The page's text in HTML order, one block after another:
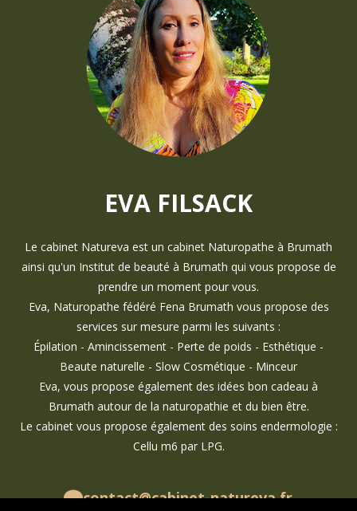
EVA FILSACK
Le cabinet Natureva est un cabinet Naturopathe à Brumath
ainsi qu'un Institut de beauté à Brumath qui vous propose de
prendre un moment pour vous.
Eva, Naturopathe fédéré Fena Brumath vous propose des
services sur mesure parmi les suivants :
Épilation - Amincissement - Perte de poids - Esthétique -
Beaute naturelle - Slow Cosmétique - Minceur
Eva, vous propose également des idées bon cadeau à
Brumath autour de la naturopathie et du bien être.
Le cabinet vous propose également des soins endermologie :
Cellu m6 par LPG.
contact@cabinet-natureva.fr